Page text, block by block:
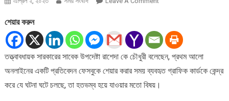
ও
মামলা
গ্রহণযোগ্য
নয়
&#৮২১১;
শেয়ার করুন
তত্ত্বাবধায়ক সারকারের সাবেক উপদেষ্টা রাশেদা কে চৌধুরী বলেছেন, প্রথম আলো
অনলাইনের একটি প্রতিবেদন ফেসবুকে শেয়ার করার সময় ব্যবহৃত গ্রাফিক কার্ডকে কেন্দ্র
করে যে ঘটনা ঘটে চলছে, তা হতভম্ব হয়ে যাওয়ার মতো বিষয়।